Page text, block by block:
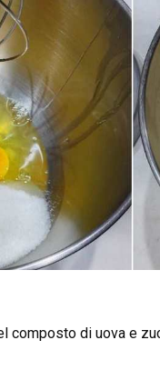
composto di uova e